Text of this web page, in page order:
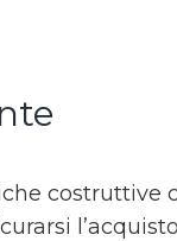
costruttive